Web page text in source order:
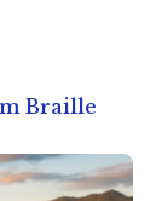
Braille